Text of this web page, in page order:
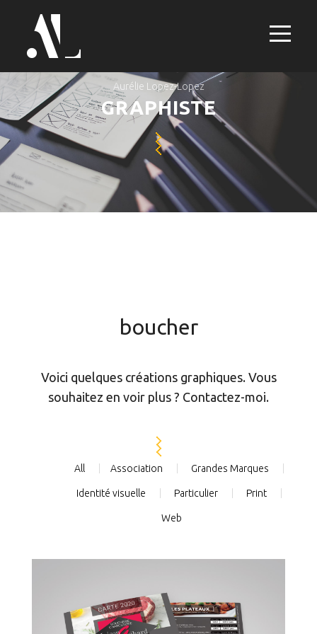
Aurélie Lopez-Lopez
GRAPHISTE
boucher
Voici quelques créations graphiques. Vous
souhaitez en voir plus ? Contactez-moi.
All Association Grandes Marques
Identité visuelle Particulier Print
Web